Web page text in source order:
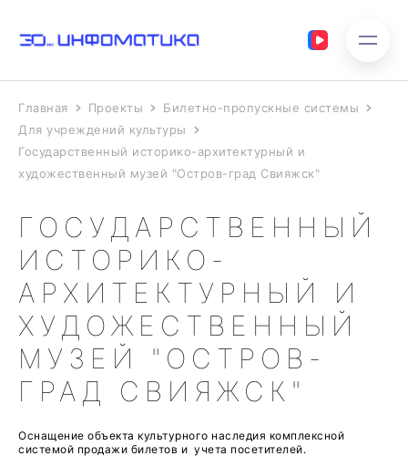
Главная Проекты
Билетно-пропускные системы
Для учреждений культуры
Государственный историко-архитектурный и
художественный музей "Остров-град Свияжск"
ГОСУДАРСТВЕННЫЙ
ИСТОРИКО-
АРХИТЕКТУРНЫЙ И
ХУДОЖЕСТВЕННЫЙ
МУЗЕЙ "ОСТРОВ-
ГРАД СВИЯЖСК"
Оснащение объекта культурного наследия комплексной
системой продажи билетов и учета посетителей.